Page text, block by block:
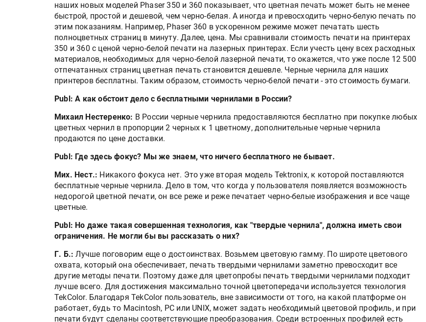
наших новых моделей Phaser 350 и 360 показывает, что цветная печать может быть не менее
быстрой, простой и дешевой, чем черно-белая. А иногда и превосходить черно-белую печать по
этим показаниям. Например, Phaser 360 в ускоренном режиме может печатать шесть
полноцветных страниц в минуту. Далее, цена. Мы сравнивали стоимость печати на принтерах
350 и 360 с ценой черно-белой печати на лазерных принтерах. Если учесть цену всех расходных
материалов, необходимых для черно-белой лазерной печати, то окажется, что уже после 12 500
отпечатанных страниц цветная печать становится дешевле. Черные чернила для наших
принтеров бесплатны. Таким образом, стоимость черно-белой печати - это стоимость бумаги.
Publ: А как обстоит дело с бесплатными чернилами в России?
Михаил Нестеренко: В России черные чернила предоставляются бесплатно при покупке любых
цветных чернил в пропорции 2 черных к 1 цветному, дополнительные черные чернила
продаются по цене доставки.
Publ: Где здесь фокус? Мы же знаем, что ничего бесплатного не бывает.
Мих. Нест.: Никакого фокуса нет. Это уже вторая модель Tektronix, к которой поставляются
бесплатные черные чернила. Дело в том, что когда у пользователя появляется возможность
недорогой цветной печати, он все реже и реже печатает черно-белые изображения и все чаще
цветные.
Publ: Но даже такая совершенная технология, как "твердые чернила", должна иметь свои
ограничения. Не могли бы вы рассказать о них?
Г. Б.: Лучше поговорим еще о достоинствах. Возьмем цветовую гамму. По широте цветового
охвата, который она обеспечивает, печать твердыми чернилами заметно превосходит все
другие методы печати. Поэтому даже для цветопробы печать твердыми чернилами подходит
лучше всего. Для достижения максимально точной цветопередачи используется технология
TekColor. Благодаря TekColor пользователь, вне зависимости от того, на какой платформе он
работает, будь то Macintosh, PC или UNIX, может задать необходимый цветовой профиль, и при
печати будут сделаны соответствующие преобразования. Среди встроенных профилей есть
HeyGears анонсировала
«Калькулятор утилизации»
«Дубль В» расширяет ассортимент
фольги для горячего тиснения
HeyGears анонсировала
«Калькулятор утилизации»
«Дубль В» расширяет ассортимент
фольги для горячего тиснения